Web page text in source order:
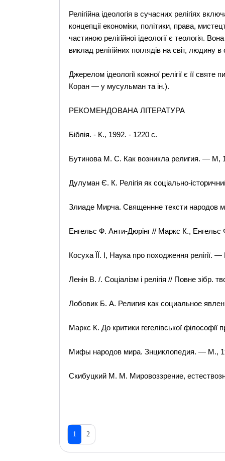
Релігійна ідеологія в сучасних релігіях
концепції економіки, політики, права,
частиною релігійної ідеології є теологія.
виклад релігійних поглядів на світ, людину в
Джерелом ідеології кожної релігії є її
Коран — у мусульман та ін.).
РЕКОМЕНДОВАНА ЛІТЕРАТУРА
Біблія. - К., 1992. - 1220 с.
Бутинова М. С. Как возникла религия. — М,
Дулуман Є. К. Релігія як соціально-
Злиаде Мирча. Священнне тексти народов
Енгельс Ф. Анти-Дюрінг // Маркс К.,
Косуха ЇЇ. І, Наука про походження релігії.
Ленін В. /. Соціалізм і релігія // Повне зібр.
Лобовик Б. А. Религия как социальное
Маркс К. До критики гегелівської
Мифы народов мира. Знциклопедия. — М.,
Скибуцкий М. М. Мировоззрение,
1 2